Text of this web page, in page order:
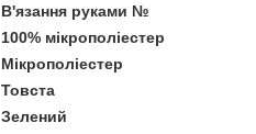
В'язання руками №
100% мікрополіестер
Мікрополіестер
Товста
Зелений